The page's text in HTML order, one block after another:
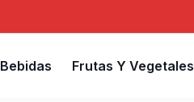
Bebidas Frutas Y Vegetales